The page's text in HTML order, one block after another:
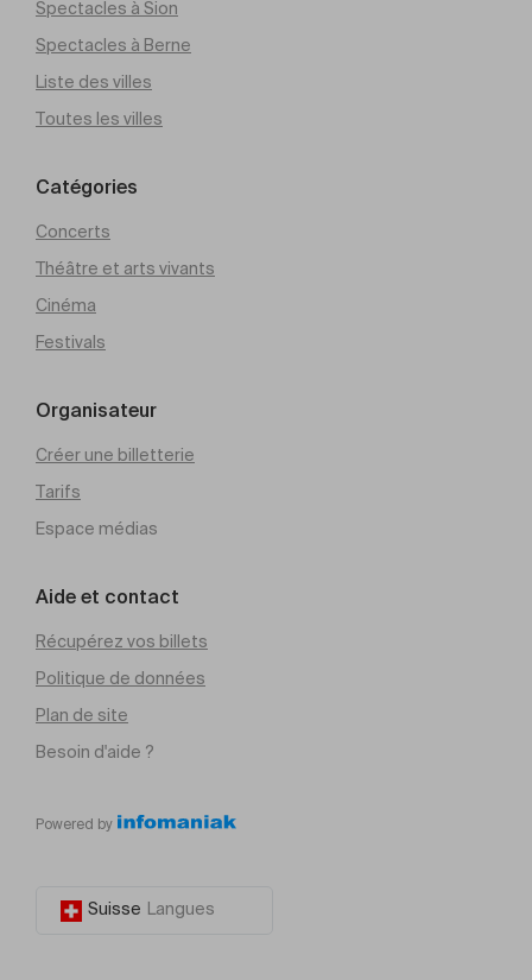
Spectacles à Sion
Spectacles à Berne
Liste des villes
Toutes les villes
Catégories
Concerts
Théâtre et arts vivants
Cinéma
Festivals
Organisateur
Créer une billetterie
Tarifs
Espace médias
Aide et contact
Récupérez vos billets
Politique de données
Plan de site
Besoin d'aide ?
Powered by
Suisse Langues